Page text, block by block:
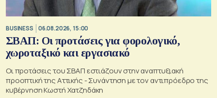
BUSINESS 06.08.2026, 15:00
ΣΒΑΠ: Οι προτάσεις για φορολογικό,
χωροταξικό και εργασιακό
Οι προτάσεις του ΣΒΑΠ εστιάζουν στην αναπτυξιακή
προοπτική της Αττικής - Συνάντηση με τον αντιπρόεδρο της
κυβέρνηση Κωστή Χατζηδάκη